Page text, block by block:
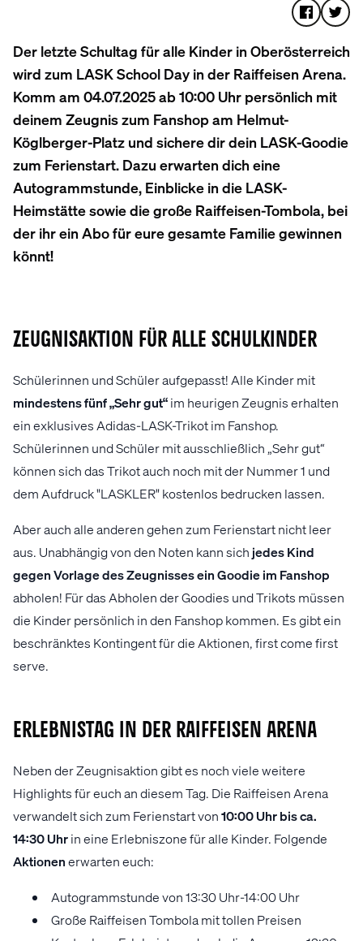
Der letzte Schultag für alle Kinder in Oberösterreich
wird zum LASK School Day in der Raiffeisen Arena.
Komm am 04.07.2025 ab 10:00 Uhr persönlich mit
deinem Zeugnis zum Fanshop am Helmut-
Köglberger-Platz und sichere dir dein LASK-Goodie
zum Ferienstart. Dazu erwarten dich eine
Autogrammstunde, Einblicke in die LASK-
Heimstätte sowie die große Raiffeisen-Tombola, bei
der ihr ein Abo für eure gesamte Familie gewinnen
könnt!
Zeugnisaktion für alle Schulkinder
Schülerinnen und Schüler aufgepasst! Alle Kinder mit
mindestens fünf „Sehr gut“im heurigen Zeugnis erhalten
ein exklusives Adidas-LASK-Trikot im Fanshop.
Schülerinnen und Schüler mit ausschließlich „Sehr gut“
können sich das Trikot auch noch mit der Nummer 1 und
dem Aufdruck "LASKLER" kostenlos bedrucken lassen.
Aber auch alle anderen gehen zum Ferienstart nicht leer
aus. Unabhängig von den Noten kann sich jedes Kind
gegen Vorlage des Zeugnisses ein Goodie im Fanshop
abholen! Für das Abholen der Goodies und Trikots müssen
die Kinder persönlich in den Fanshop kommen. Es gibt ein
beschränktes Kontingent für die Aktionen, first come first
serve.
Erlebnistag in der Raiffeisen Arena
Neben der Zeugnisaktion gibt es noch viele weitere
Highlights für euch an diesem Tag. Die Raiffeisen Arena
verwandelt sich zum Ferienstart von10:00 Uhr bis ca.
14:30Uhrin eine Erlebniszone für alle Kinder. Folgende
Aktionenerwarten euch:
Autogrammstunde von 13:30 Uhr-14:00 Uhr
Große Raiffeisen Tombola mit tollen Preisen